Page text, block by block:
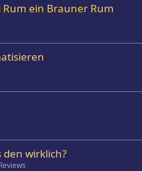
ein Brauner Rum
den wirklich?